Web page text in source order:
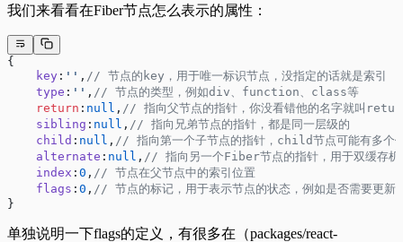
我们来看看在Fiber节点怎么表示的属性：
{
    key
: '' , // 节点的key，用于唯一标识节点，没指定的话就是索引
    type
: '' , // 节点的类型，例如div、function、class等
    return
: null , // 指向父节点的指针，你没看错他的名字就叫
    sibling
: null , // 指向兄弟节点的指针，都是同一层级的
    child
: null , // 指向第一个子节点的指针，child节点可能有多个
    alternate
: null , // 指向另一个Fiber节点的指针，用于双缓存机
    index
: 0 , // 节点在父节点中的索引位置
    flags
: 0 , // 节点的标记，用于表示节点的状态，例如是否需要更新
}
单独说明一下flags的定义，有很多在（packages/react-